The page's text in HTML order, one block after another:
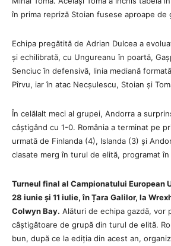
în prima repriză Stoian fusese aproape de
Echipa pregătită de Adrian Dulcea a
și echilibrată, cu Ungureanu în poartă,
Senciuc în defensivă, linia mediană
Pîrvu, iar în atac Necșulescu, Stoian și
În celălalt meci al grupei, Andorra a
câștigând cu 1-0. România a terminat pe
urmată de Finlanda (4), Islanda (3) și
clasate merg în turul de elită, programat în
Turneul final al Campionatului European
28 iunie și 11 iulie, în Țara Galilor, la
Colwyn Bay. Alături de echipa gazdă, vor
câștigătoare de grupă din turul de elită.
bun, după ce la ediția din acest an,